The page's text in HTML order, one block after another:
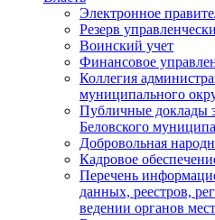
Электронное
Резерв
Воинский учет
Финансовое
Коллегия
муниципального
Публичные доклады
Беловского
Добровольная
Кадровое
Перечень
данных, реестров,
ведении органов